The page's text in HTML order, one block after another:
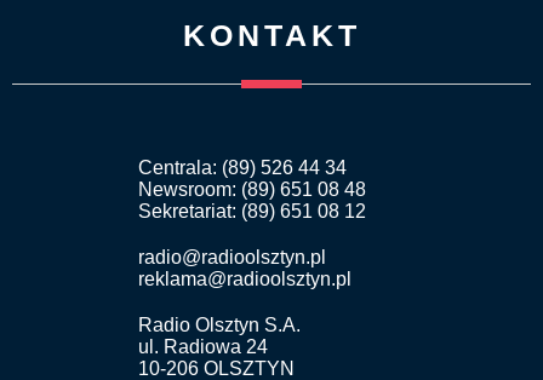
KONTAKT
Centrala: (89) 526 44 34
Newsroom: (89) 651 08 48
Sekretariat: (89) 651 08 12
radio@radioolsztyn.pl
reklama@radioolsztyn.pl
Radio Olsztyn S.A.
ul. Radiowa 24
10-206 OLSZTYN